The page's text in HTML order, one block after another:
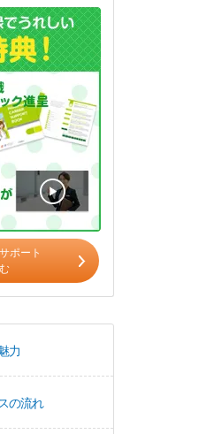
日～5日)
ポート
力
の流れ